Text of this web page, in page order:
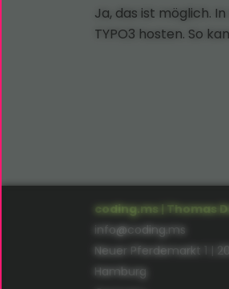
Ja, das ist möglich.
TYPO3 hosten. So
coding.ms | Thomas
info@coding.ms
Neuer Pferdemarkt 1 |
Hamburg